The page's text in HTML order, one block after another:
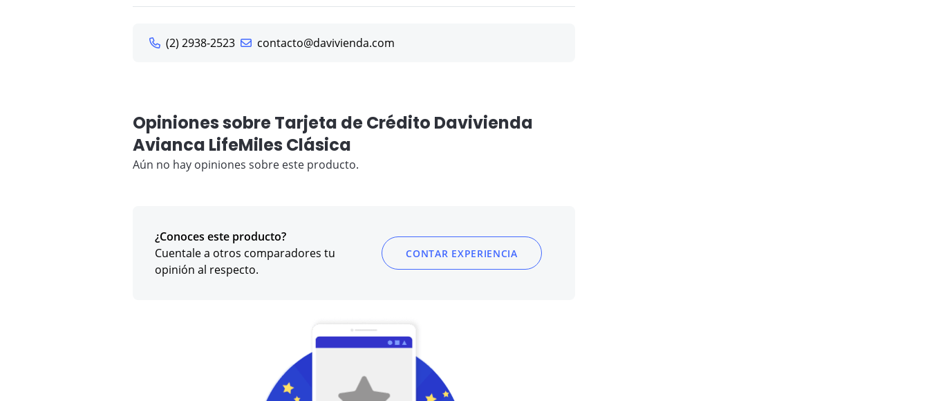
(2) 2938-2523 contacto@davivienda.com
Opiniones sobre Tarjeta de Crédito Davivienda
Avianca LifeMiles Clásica
Aún no hay opiniones sobre este producto.
¿Conoces este producto?
Cuentale a otros comparadores tu
opinión al respecto.
CONTAR EXPERIENCIA